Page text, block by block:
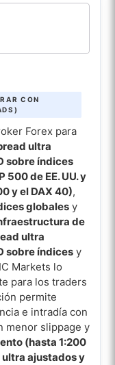
CON
Forex para
ultra
sobre índices
de EE. UU. y
y el DAX 40),
globalesy
de
ultra
sobre índicesy
Markets lo
para los traders
permite
e intradía con
menor slippage y
(hasta 1:200
ajustados y